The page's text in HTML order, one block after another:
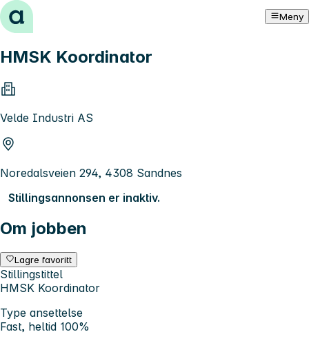
Hopp til innhold Meny
HMSK Koordinator
Velde Industri AS
Noredalsveien 294, 4308 Sandnes
Stillingsannonsen er inaktiv.
Om jobben
Lagre favoritt
Stillingstittel
HMSK Koordinator
Type ansettelse
Fast, heltid 100%